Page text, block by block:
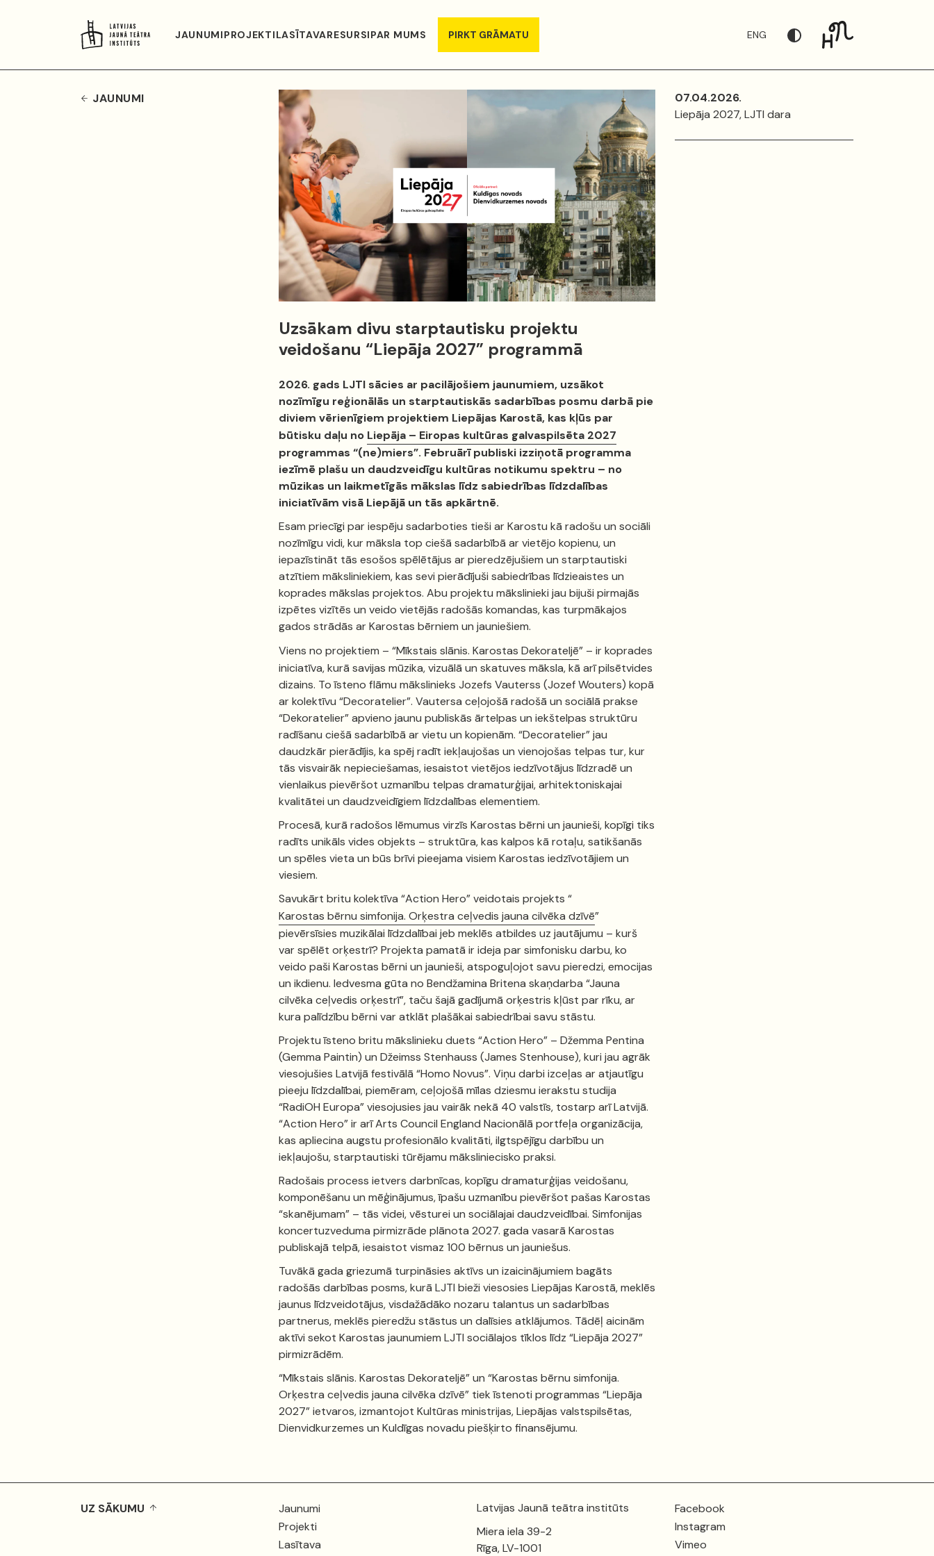
JAUNUMIPROJEKTILASĪTAVARESURSIPAR MUMS PIRKT GRĀMATU ENG
JAUNUMI
Uzsākam divu starptautisku projektu
veidošanu “Liepāja 2027” programmā
2026. gads LJTI sācies ar pacilājošiem jaunumiem, uzsākot
nozīmīgu reģionālās un starptautiskās sadarbības posmu darbā pie
diviem vērienīgiem projektiem Liepājas Karostā, kas kļūs par
būtisku daļu no Liepāja – Eiropas kultūras galvaspilsēta 2027
programmas “(ne)miers”. Februārī publiski izziņotā programma
iezīmē plašu un daudzveidīgu kultūras notikumu spektru – no
mūzikas un laikmetīgās mākslas līdz sabiedrības līdzdalības
iniciatīvām visā Liepājā un tās apkārtnē.
Esam priecīgi par iespēju sadarboties tieši ar Karostu kā radošu un sociāli
nozīmīgu vidi, kur māksla top ciešā sadarbībā ar vietējo kopienu, un
iepazīstināt tās esošos spēlētājus ar pieredzējušiem un starptautiski
atzītiem māksliniekiem, kas sevi pierādījuši sabiedrības līdzieaistes un
koprades mākslas projektos. Abu projektu mākslinieki jau bijuši pirmajās
izpētes vizītēs un veido vietējās radošās komandas, kas turpmākajos
gados strādās ar Karostas bērniem un jauniešiem.
Viens no projektiem – “Mīkstais slānis. Karostas Dekorateljē” – ir koprades
iniciatīva, kurā savijas mūzika, vizuālā un skatuves māksla, kā arī pilsētvides
dizains. To īsteno flāmu mākslinieks Jozefs Vauterss (Jozef Wouters) kopā
ar kolektīvu “Decoratelier”. Vautersa ceļojošā radošā un sociālā prakse
“Dekoratelier” apvieno jaunu publiskās ārtelpas un iekštelpas struktūru
radīšanu ciešā sadarbībā ar vietu un kopienām. “Decoratelier” jau
daudzkār pierādījis, ka spēj radīt iekļaujošas un vienojošas telpas tur, kur
tās visvairāk nepieciešamas, iesaistot vietējos iedzīvotājus līdzradē un
vienlaikus pievēršot uzmanību telpas dramaturģijai, arhitektoniskajai
kvalitātei un daudzveidīgiem līdzdalības elementiem.
Procesā, kurā radošos lēmumus virzīs Karostas bērni un jaunieši, kopīgi tiks
radīts unikāls vides objekts – struktūra, kas kalpos kā rotaļu, satikšanās
un spēles vieta un būs brīvi pieejama visiem Karostas iedzīvotājiem un
viesiem.
Savukārt britu kolektīva “Action Hero” veidotais projekts “
Karostas bērnu simfonija. Orķestra ceļvedis jauna cilvēka dzīvē”
pievērsīsies muzikālai līdzdalībai jeb meklēs atbildes uz jautājumu – kurš
var spēlēt orķestrī? Projekta pamatā ir ideja par simfonisku darbu, ko
veido paši Karostas bērni un jaunieši, atspoguļojot savu pieredzi, emocijas
un ikdienu. Iedvesma gūta no Bendžamina Britena skaņdarba “Jauna
cilvēka ceļvedis orķestrī”, taču šajā gadījumā orķestris kļūst par rīku, ar
kura palīdzību bērni var atklāt plašākai sabiedrībai savu stāstu.
Projektu īsteno britu mākslinieku duets “Action Hero” – Džemma Pentina
(Gemma Paintin) un Džeimss Stenhauss (James Stenhouse), kuri jau agrāk
viesojušies Latvijā festivālā “Homo Novus”. Viņu darbi izceļas ar atjautīgu
pieeju līdzdalībai, piemēram, ceļojošā mīlas dziesmu ierakstu studija
“RadiOH Europa” viesojusies jau vairāk nekā 40 valstīs, tostarp arī Latvijā.
“Action Hero” ir arī Arts Council England Nacionālā portfeļa organizācija,
kas apliecina augstu profesionālo kvalitāti, ilgtspējīgu darbību un
iekļaujošu, starptautiski tūrējamu māksliniecisko praksi.
Radošais process ietvers darbnīcas, kopīgu dramaturģijas veidošanu,
komponēšanu un mēģinājumus, īpašu uzmanību pievēršot pašas Karostas
“skanējumam” – tās videi, vēsturei un sociālajai daudzveidībai. Simfonijas
koncertuzveduma pirmizrāde plānota 2027. gada vasarā Karostas
publiskajā telpā, iesaistot vismaz 100 bērnus un jauniešus.
Tuvākā gada griezumā turpināsies aktīvs un izaicinājumiem bagāts
radošās darbības posms, kurā LJTI bieži viesosies Liepājas Karostā, meklēs
jaunus līdzveidotājus, visdažādāko nozaru talantus un sadarbības
partnerus, meklēs pieredžu stāstus un dalīsies atklājumos. Tādēļ aicinām
aktīvi sekot Karostas jaunumiem LJTI sociālajos tīklos līdz “Liepāja 2027”
pirmizrādēm.
“Mīkstais slānis. Karostas Dekorateljē” un “Karostas bērnu simfonija.
Orķestra ceļvedis jauna cilvēka dzīvē” tiek īstenoti programmas “Liepāja
2027” ietvaros, izmantojot Kultūras ministrijas, Liepājas valstspilsētas,
Dienvidkurzemes un Kuldīgas novadu piešķirto finansējumu.
07.04.2026.
Liepāja 2027, LJTI dara
UZ SĀKUMU
Jaunumi
Projekti
Lasītava
Latvijas Jaunā teātra institūts
Miera iela 39-2
Rīga, LV-1001
Facebook
Instagram
Vimeo